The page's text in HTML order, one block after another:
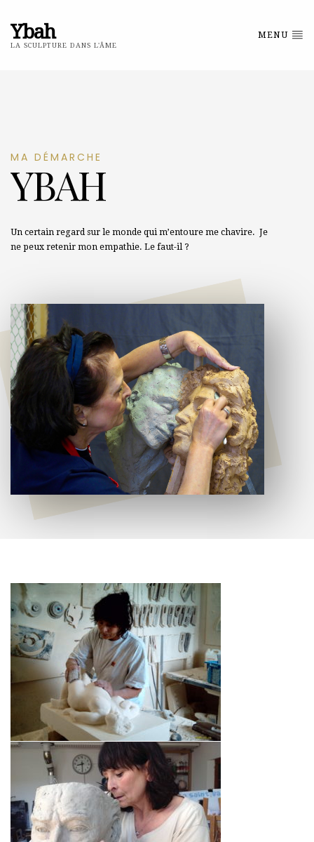
Ybah
LA SCULPTURE DANS L'ÂME
MENU
MA DÉMARCHE
YBAH
Un certain regard sur le monde qui m’entoure me chavire. Je
ne peux retenir mon empathie. Le faut-il ?